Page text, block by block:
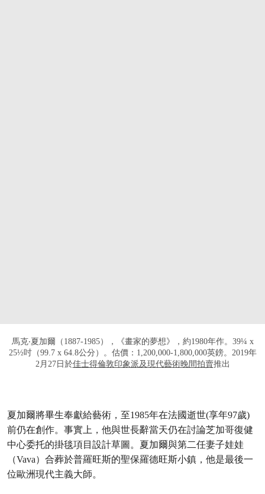
馬克‧夏加爾（1887-1985），《畫家的夢想》，約1980年作。39¼ x
25½吋（99.7 x 64.8公分）。估價：1,200,000-1,800,000英鎊。2019年
2月27日於佳士得倫敦印象派及現代藝術晚間拍賣推出
夏加爾將畢生奉獻給藝術，至1985年在法國逝世(享年97歲)
前仍在創作。事實上，他與世長辭當天仍在討論芝加哥復健
中心委托的掛毯項目設計草圖。夏加爾與第二任妻子娃娃
（Vava）合葬於普羅旺斯的聖保羅德旺斯小鎮，他是最後一
位歐洲現代主義大師。